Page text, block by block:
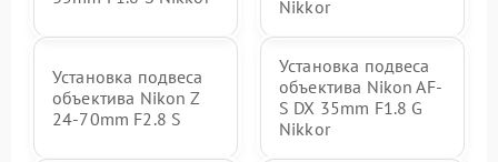
Nikkor
Установка подвеса
объектива Nikon Z
24-70mm F2.8 S
Установка подвеса
объектива Nikon AF-
S DX 35mm F1.8 G
Nikkor